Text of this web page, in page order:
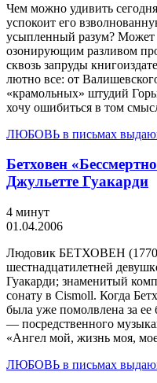
Чем можно удивить
успокоит его
усыпленный разум?
озонирующим разливом
сквозь запруды
лютно все: от
«кра­мольных» штудий
хочу ошибиться в том
ЛЮБОВЬ в письмах
Бетховен
Джульетте Гуакарди
4 минут
01.04.2006
Людовик БЕТХОВЕН (1770-
шестнадцатилетней
Гуа­карди; знаменитый
сонату в Cismoll. Когда
была уже помолвлена за ее
— посредственного
«Ангел мой, жизнь моя,
ЛЮБОВЬ в письмах